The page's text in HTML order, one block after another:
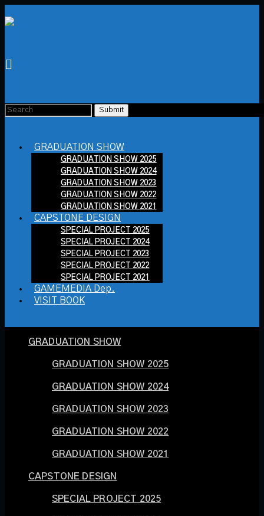
GRADUATION SHOW
GRADUATION SHOW 2025
GRADUATION SHOW 2024
GRADUATION SHOW 2023
GRADUATION SHOW 2022
GRADUATION SHOW 2021
CAPSTONE DESIGN
SPECIAL PROJECT 2025
SPECIAL PROJECT 2024
SPECIAL PROJECT 2023
SPECIAL PROJECT 2022
SPECIAL PROJECT 2021
GAMEMEDIA Dep.
VISIT BOOK
GRADUATION SHOW
GRADUATION SHOW 2025
GRADUATION SHOW 2024
GRADUATION SHOW 2023
GRADUATION SHOW 2022
GRADUATION SHOW 2021
CAPSTONE DESIGN
SPECIAL PROJECT 2025